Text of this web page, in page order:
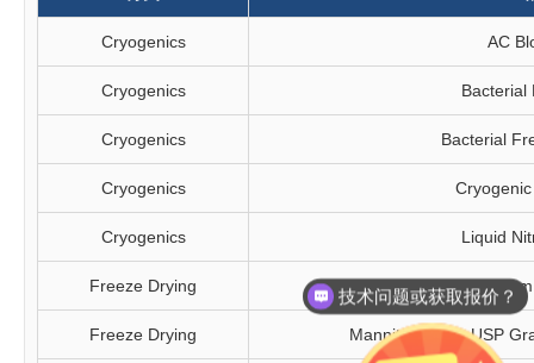
Cryogenics AC
Cryogenics Bacterial
Cryogenics Bacterial
Cryogenics
Cryogenics Liquid
Freeze Drying D-Trehalose, 500
Freeze Drying Mannitol, 500g, USP
技术问题或获取报价？